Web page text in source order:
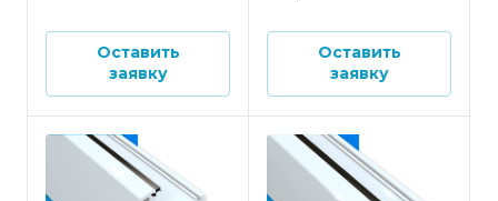
Оставить
заявку
Оставить
заявку